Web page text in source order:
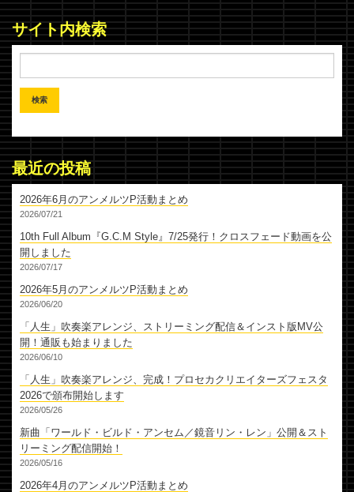
サイト内検索
最近の投稿
2026年6月のアンメルツP活動まとめ
2026/07/21
10th Full Album『G.C.M Style』7/25発行！クロスフェード動画を公
開しました
2026/07/17
2026年5月のアンメルツP活動まとめ
2026/06/20
「人生」吹奏楽アレンジ、ストリーミング配信＆インスト版MV公
開！通販も始まりました
2026/06/10
「人生」吹奏楽アレンジ、完成！プロセカクリエイターズフェスタ
2026で頒布開始します
2026/05/26
新曲「ワールド・ビルド・アンセム／鏡音リン・レン」公開＆スト
リーミング配信開始！
2026/05/16
2026年4月のアンメルツP活動まとめ